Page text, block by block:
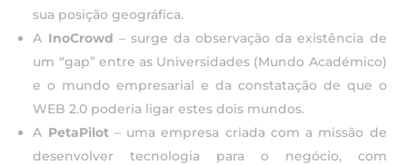
sua posição geográfica.
A InoCrowd – surge da observação da existência de
um “gap” entre as Universidades (Mundo Académico)
e o mundo empresarial e da constatação de que o
WEB 2.0 poderia ligar estes dois mundos.
A PetaPilot– uma empresa criada com a missão de
desenvolver tecnologia para o negócio, com